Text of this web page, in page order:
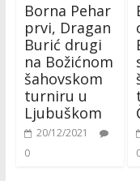
Borna Pehar
prvi, Dragan
Burić drugi
na Božićnom
šahovskom
turniru u
Ljubuškom
20/12/2021
0